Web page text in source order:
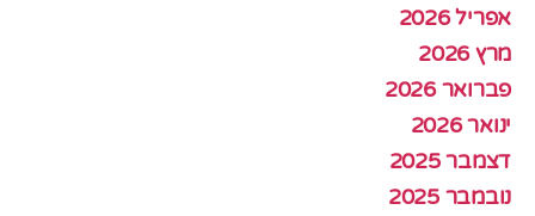
אפריל 2026
מרץ 2026
פברואר 2026
ינואר 2026
דצמבר 2025
נובמבר 2025